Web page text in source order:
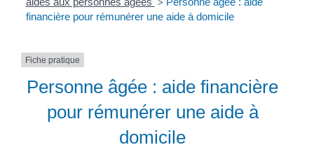
>
financière pour rémunérer une aide à domicile
Fiche pratique
Personne âgée : aide financière
pour rémunérer une aide à
domicile